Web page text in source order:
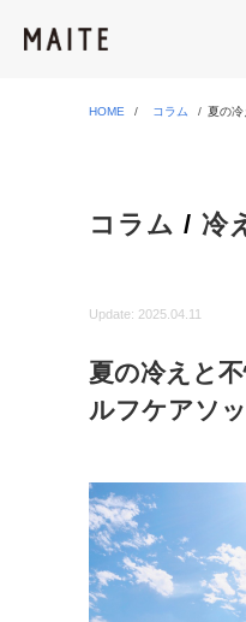
HOME コラム 夏の冷
コラム / 冷
Update: 2025.04.11
夏の冷えと
ルフケアソ